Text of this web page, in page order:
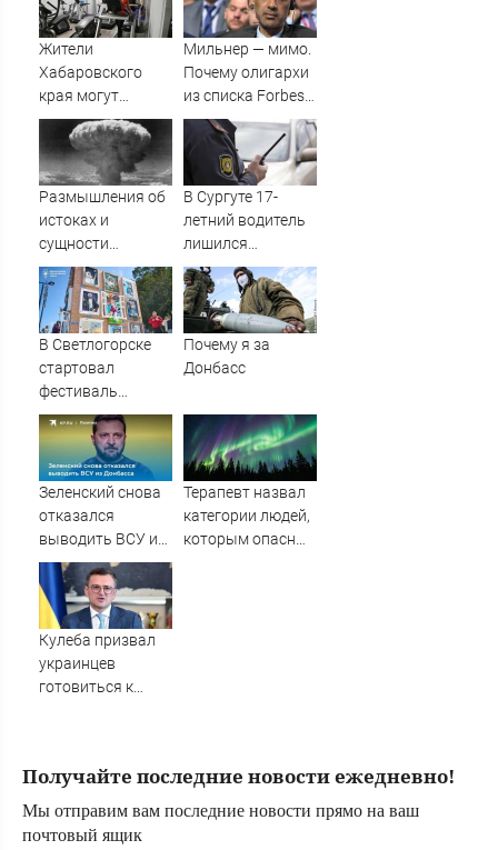
Жители
Хабаровского
края могут
оформить вычет
за расходы на
занятия спортом
Мильнер — мимо.
Почему олигархи
из списка Forbes
сдают паспорта
РФ?
Размышления об
истоках и
сущности
ядерного оружия
:: Издательство
Русская Идея
В Сургуте 17-
летний водитель
лишился
автомобиля
после дрифта в
центре города
В Светлогорске
стартовал
фестиваль
современного
искусства «Море
внутри»
Почему я за
Донбасс
Зеленский снова
отказался
выводить ВСУ из
Донбасса
Терапевт назвал
категории людей,
которым опасны
Кулеба призвал
украинцев
готовиться к
Новости на
Получайте последние новости ежедневно!
Мы отправим вам последние новости прямо на ваш
почтовый ящик